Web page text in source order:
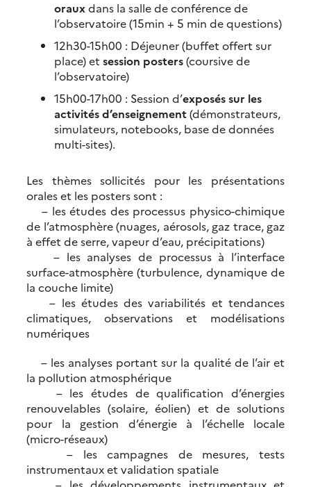
orauxdans la salle de conférence de
l’observatoire (15min + 5 min de questions)
12h30-15h00 : Déjeuner (buffet offert sur
place) et session posters(coursive de
l’observatoire)
15h00-17h00 : Session d’exposés sur les
activités d’enseignement(démonstrateurs,
simulateurs, notebooks, base de données
multi-sites).
Les thèmes sollicités pour les présentations
orales et les posters sont :
– les études des processus physico-chimique
de l’atmosphère (nuages, aérosols, gaz trace, gaz
à effet de serre, vapeur d’eau, précipitations)
– les analyses de processus à l’interface
surface-atmosphère (turbulence, dynamique de
la couche limite)
– les études des variabilités et tendances
climatiques, observations et modélisations
numériques
– les analyses portant sur la qualité de l’air et
la pollution atmosphérique
– les études de qualification d’énergies
renouvelables (solaire, éolien) et de solutions
pour la gestion d’énergie à l’échelle locale
(micro-réseaux)
– les campagnes de mesures, tests
instrumentaux et validation spatiale
– les développements instrumentaux et